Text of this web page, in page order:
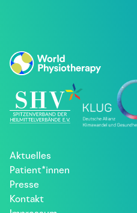
Aktuelles
Patient*innen
Presse
Kontakt